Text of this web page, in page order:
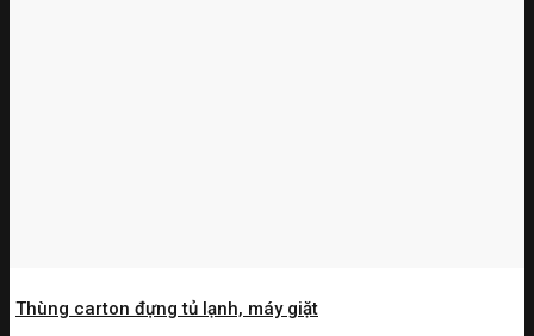
Thùng carton đựng tủ lạnh, máy giặt